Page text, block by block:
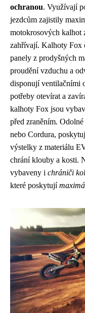
ochranou. Využívají
jezdcům zajistily
motokrosových kalhot
zahřívají. Kalhoty Fox
panely z prodyšných
proudění vzduchu a
disponují ventilačními
potřeby otevírat a
kalhoty Fox jsou
před zraněním.
nebo Cordura,
výstelky z materiálu
chrání klouby a kosti.
vybaveny i chrániči
které poskytují